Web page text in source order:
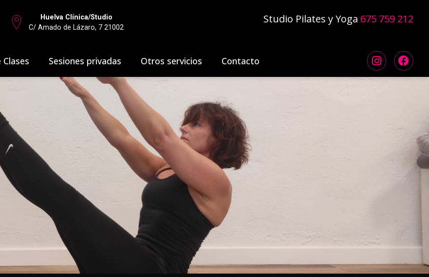
Huelva Clínica/Studio
C/ Amado de Lázaro, 7 21002
Studio Pilates y Yoga 675 759 212
Sesiones privadas Otros servicios Contacto